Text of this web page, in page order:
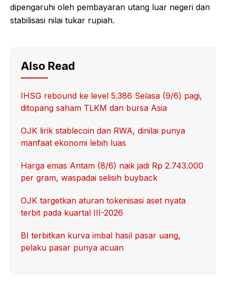
dipengaruhi oleh pembayaran utang luar negeri dan
stabilisasi nilai tukar rupiah.
Also Read
IHSG rebound ke level 5.386 Selasa (9/6) pagi,
ditopang saham TLKM dan bursa Asia
OJK lirik stablecoin dan RWA, dinilai punya
manfaat ekonomi lebih luas
Harga emas Antam (8/6) naik jadi Rp 2.743.000
per gram, waspadai selisih buyback
OJK targetkan aturan tokenisasi aset nyata
terbit pada kuartal III-2026
BI terbitkan kurva imbal hasil pasar uang,
pelaku pasar punya acuan